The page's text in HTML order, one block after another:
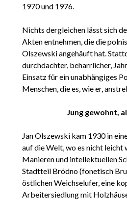
1970 und 1976.
Nichts dergleichen lässt sich
Akten entnehmen, die die
Olszewski angehäuft hat.
durchdachter, beharrlicher,
Einsatz für ein unabhängiges
Menschen, die es, wie er,
Jung gewohnt,
Jan Olszewski kam 1930 in
auf die Welt, wo es nicht leicht
Manieren und intellektuellen
Stadtteil Bródno (fonetisch
östlichen Weichselufer, eine
Arbeitersiedlung mit